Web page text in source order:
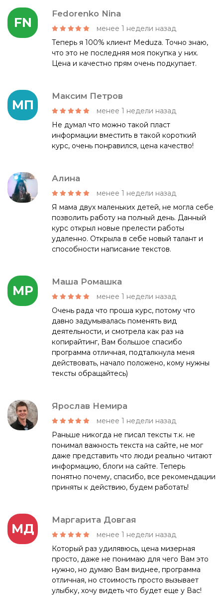
FN
Fedorenko Nina
менее 1 недели назад
Теперь я 100% клиент Meduza. Точно знаю,
что это не последняя моя покупка у них.
Цена и качестно прям очень подкупает.
МП
Максим Петров
менее 1 недели назад
Не думал что можно такой пласт
информации вместить в такой короткий
курс, очень понравился, цена качество!
Алина
менее 1 недели назад
Я мама двух маленьких детей, не могла себе
позволить работу на полный день. Данный
курс открыл новые прелести работы
удаленно. Открыла в себе новый талант и
способности написание текстов.
МР
Маша Ромашка
менее 1 недели назад
Очень рада что проша курс, потому что
давно задумывалась поменять вид
деятельности, и смотрела как раз на
копирайтинг, Вам большое спасибо
программа отличная, подталкнула меня
действовать, начало положено, кому нужны
тексты обращайтесь)
Ярослав Немира
менее 1 недели назад
Раньше никогда не писал тексты т.к. не
понимал важность текста на сайте, не мог
даже представить что люди реально читают
информацию, блоги на сайте. Теперь
понятно почему, спасибо, все рекомендации
приняты к действию, будем работать!
МД
Маргарита Довгая
менее 1 недели назад
Который раз удилявюсь, цена мизерная
просто, даже не понимаю для чего Вам это
нужно, но думаю Вам виднее, программа
отличная, но стоимость просто вызывает
улыбку, хочу видеть что будет еще у Вас!